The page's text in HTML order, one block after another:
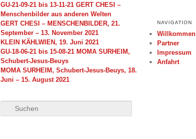
GU-21-09-21 bis 13-11-21 GERT CHESI –
Menschenbilder aus anderen Welten
GERT CHESI – MENSCHENBILDER, 21.
September – 13. November 2021
KLEIN KÄHLWIEN, 19. Juni 2021
GU-18-06-21 bis 15-08-21 MOMA SURHEIM,
Schubert-Jesus-Beuys
MOMA SURHEIM, Schubert-Jesus-Beuys, 18.
Juni – 15. August 2021
u
NAVIGATION
Willkommen
Partner
Impressum
Anfahrt